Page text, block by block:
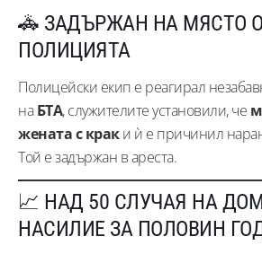
🚓 ЗАДЪРЖАН НА МЯСТО
ПОЛИЦИЯТА
Полицейски екип е реагирал
наБТА, служителите установили, че
жената с краки ѝ е причинил
Той е задържан в ареста.
📈 НАД 50 СЛУЧАЯ НА
НАСИЛИЕ ЗА ПОЛОВИН